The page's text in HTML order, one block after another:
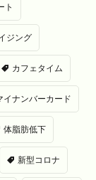
ト
ジング
カフェタイム
イナンバーカード
体脂肪低下
新型コロナ